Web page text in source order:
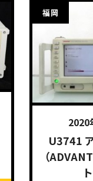
福岡
2020
U3741
（